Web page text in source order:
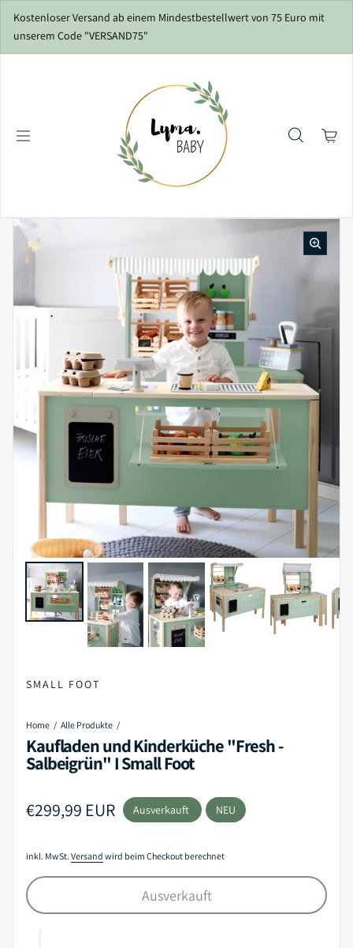
Kostenloser Versand ab einem Mindestbestellwert von 75 Euro mit
unserem Code "VERSAND75"
SMALL FOOT
Home Alle Produkte
Kaufladen und Kinderküche "Fresh -
Salbeigrün" I Small Foot
Regulärer Preis
€299,99 EUR Ausverkauft NEU
inkl. MwSt. Versand wird beim Checkout berechnet
Ausverkauft